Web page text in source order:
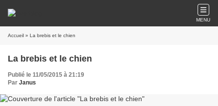
MENU
Accueil » La brebis et le chien
La brebis et le chien
Publié le 11/05/2015 à 21:19
Par Janus